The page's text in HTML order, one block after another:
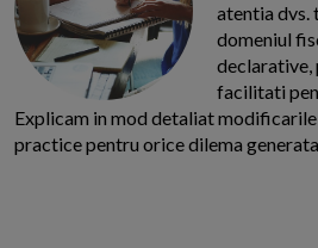
atentia dvs.
domeniul
declarative,
facilitati
Explicam in mod detaliat
practice pentru orice dilema